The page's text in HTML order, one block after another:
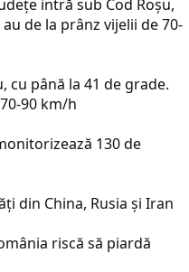
cu până la 41 de grade.
90 km/h
din China, Rusia și Iran